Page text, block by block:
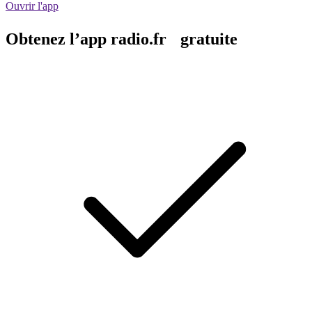
Ouvrir l'app
Obtenez l’app radio.fr gratuite